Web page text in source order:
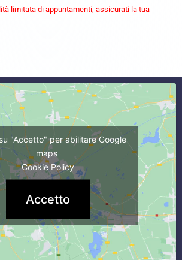
limitata di appuntamenti, assicurati la tua
"Accetto" per abilitare Google
maps
Cookie Policy
Accetto